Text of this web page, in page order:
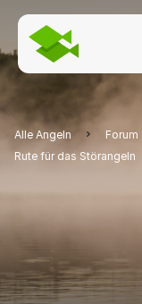
Alle Angeln Forum
Rute für das Störangeln